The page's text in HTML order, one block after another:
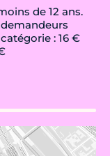
de 12 ans.
: 16 €